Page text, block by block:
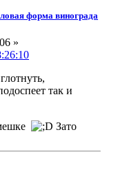
форма винограда
»
так и
Зато